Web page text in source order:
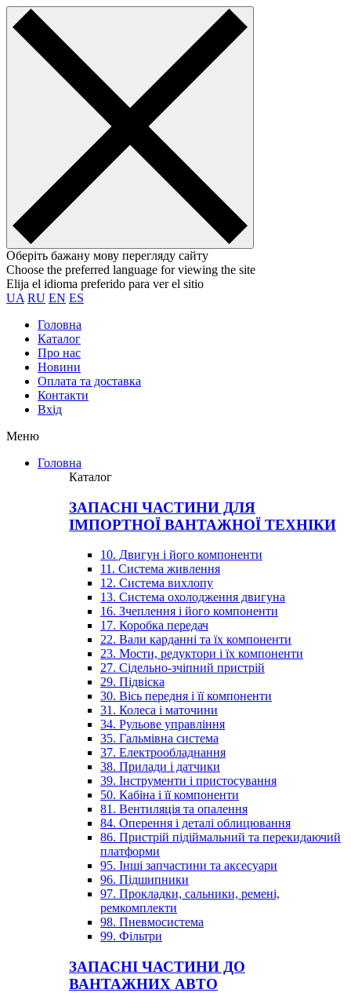
Оберіть бажану мову перегляду сайту
Choose the preferred language for viewing the site
Elija el idioma preferido para ver el sitio
UA RU EN ES
Головна
Каталог
Про нас
Новини
Оплата та доставка
Контакти
Вхiд
Меню
Головна
Каталог
ЗАПАСНІ ЧАСТИНИ ДЛЯ
ІМПОРТНОЇ ВАНТАЖНОЇ ТЕХНІКИ
10. Двигун і його компоненти
11. Система живлення
12. Система вихлопу
13. Система охолодження двигуна
16. Зчеплення і його компоненти
17. Коробка передач
22. Вали карданні та їх компоненти
23. Мости, редуктори і їх компоненти
27. Сідельно-зчіпний пристрій
29. Підвіска
30. Вісь передня і її компоненти
31. Колеса і маточини
34. Рульове управління
35. Гальмівна система
37. Електрообладнання
38. Прилади і датчики
39. Інструменти і пристосування
50. Кабіна і її компоненти
81. Вентиляція та опалення
84. Оперення і деталі облицювання
86. Пристрій підіймальний та перекидаючий
платформи
95. Інші запчастини та аксесуари
96. Підшипники
97. Прокладки, сальники, ремені,
ремкомплекти
98. Пневмосистема
99. Фільтри
ЗАПАСНІ ЧАСТИНИ ДО
ВАНТАЖНИХ АВТО